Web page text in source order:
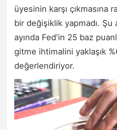
üyesinin karşı çıkmasına
bir değişiklik yapmadı. Şu
ayında Fed'in 25 baz
gitme ihtimalini yaklaşık
değerlendiriyor.